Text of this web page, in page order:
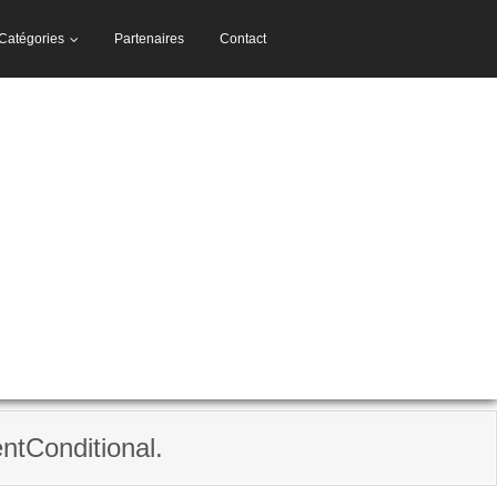
Partenaires Contact